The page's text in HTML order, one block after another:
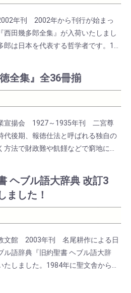
年刊 2002年から刊行が始まっ
西田幾多郎全集』が入荷いたしまし
郎は日本を代表する哲学者です。18
学や旧制高校などの教師として勤め
国大学の教授に就任しました。1911
全集』全36冊揃
宣揚会 1927～1935年刊 二宮尊
代後期、報徳仕法と呼ばれる独自の
方法で財政難や飢饉などで窮地に陥
う名前を聞いたことのない人でも金
知っているはずです。そう、家人か
ヘブル語大辞典 改訂3
ました！
文館 2003年刊 名尾耕作による日
ル語辞典『旧約聖書 ヘブル語大辞
たしました。1984年に聖文舎から刊